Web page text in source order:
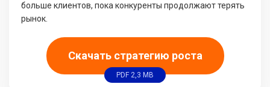
больше клиентов, пока конкуренты продолжают терять
рынок.
Скачать стратегию роста
PDF 2,3 MB